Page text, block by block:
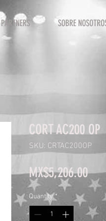
PARTNERS SOBRE
CORT AC200 OP
SKU: CRTAC200OP
MX$5,206.00
Quantity *